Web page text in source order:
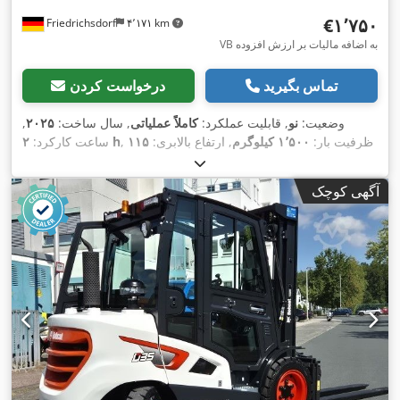
Friedrichsdorf ۴٬۱۷۱ km ‎€۱٬۷۵۰
VB به اضافه مالیات بر ارزش افزوده
درخواست کردن تماس بگیرید
وضعیت: نو, قابلیت عملکرد:کاملاً عملیاتی, سال ساخت: ۲۰۲۵,
ساعت کارکرد: ۲ h , ظرفیت بار: ۱٬۵۰۰ کیلوگرم , ارتفاع بالابری: ۱۱۵
, ارتفاع سازه:
شاخک‌ها:۱٬۱۵۰ میلی‌متر , وزن خالی:۱۲۳ کیلوگرم , طول کل:۱٬۵۳۰
میلی‌متر, نوع سیستم انتقال قدرت:Elektro , عرض ساخت: ۵۴۰
میلی‌متر,
آگهی کوچک